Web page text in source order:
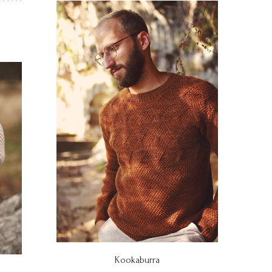
Kookaburra